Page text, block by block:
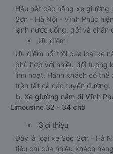
Hầu hết các hãng xe
Sơn - Hà Nội - Vĩnh Phúc
lạnh nước uống, gối và chăn
Ưu điểm
Ưu điểm nổi trội của loại xe
phù hợp với nhiều đối tượng
linh hoạt. Hành khách có
trên tất cả các tuyến đường.
b. Xe giường nằm đi Vĩnh
Limousine 32 - 34 chỗ
Giới thiệu
Đây là loại xe Sóc Sơn - Hà
tiêu chí của nhiều khách